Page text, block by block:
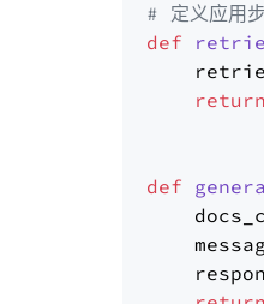
# 定义应用
def
return
def